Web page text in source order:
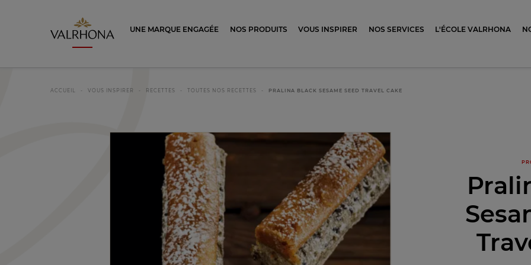
Valrhona - Imaginons le meilleur du chocolat
UNE MARQUE ENGAGÉE NOS PRODUITS VOUS INSPIRER NOS SERVICES L'ÉCOLE VALRHONA
ACCUEIL VOUS INSPIRER RECETTES TOUTES NOS RECETTES PRALINA BLACK SESAME SEED TRAVEL CAKE